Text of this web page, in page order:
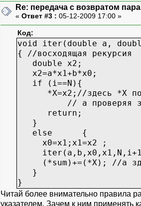
Re: передача с возвратом
« Ответ #3 : 05-12-2009 17:00 »
Код:
void iter(double a,
{ //восходящая рекурсия
double x2;
x2=a*x1+b*x0;
if (i==N){
*X=x2;//здесь *X
// а проверяя
return;
}
else {
x0=x1;x1=x2 ;
(*sum)+=(*X); //а
}
}
Читай более внимательно правила
указателем. Зачем к ним применять